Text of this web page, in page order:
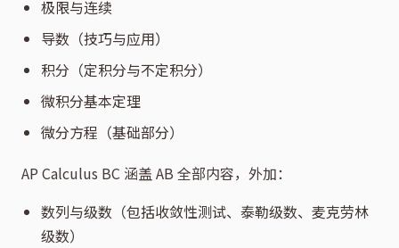
极限与连续
导数（技巧与应用）
积分（定积分与不定积分）
微积分基本定理
微分方程（基础部分）
AP Calculus BC 涵盖 AB 全部内容，外加：
数列与级数（包括收敛性测试、泰勒级数、麦克劳林
级数）